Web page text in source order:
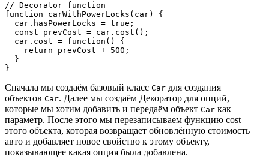
// Decorator function
function carWithPowerLocks(car) {
  car.hasPowerLocks = true;
  const prevCost = car.cost();
  car.cost = function() {
    return prevCost + 500;
  }
}
Сначала мы создаём базовый класс Car для создания
объектов Car. Далее мы создаём Декоратор для опций,
которые мы хотим добавить и передаём объект Car как
параметр. После этого мы перезаписываем функцию cost
этого объекта, которая возвращает обновлённую стоимость
авто и добавляет новое свойство к этому объекту,
показывающее какая опция была добавлена.